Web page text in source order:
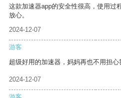
这款加速器app的安全性很高，使用过
放心。
2024-12-07
游客
超级好用的加速器，妈妈再也不用担心
2024-12-07